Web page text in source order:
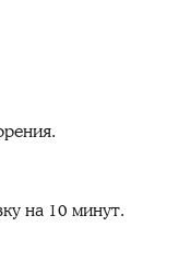
на 10 минут.